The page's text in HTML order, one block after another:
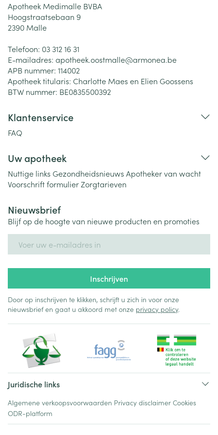
Apotheek Medimalle BVBA
Hoogstraatsebaan 9
2390 Malle
Telefoon: 03 312 16 31
E-mailadres: apotheek.oostmalle@armonea.be
APB nummer: 114002
Apotheek titularis: Charlotte Maes en Elien Goossens
BTW nummer: BE0835500392
Klantenservice
FAQ
Uw apotheek
Nuttige links Gezondheidsnieuws Apotheker van wacht
Voorschrift formulierZorgtarieven
Nieuwsbrief
Blijf op de hoogte van nieuwe producten en promoties
Inschrijven
Door op inschrijven te klikken, schrijft u zich in voor onze
nieuwsbrief en gaat u akkoord met onze privacy policy.
Juridische links
Algemene verkoopsvoorwaarden Privacy disclaimer Cookies
ODR-platform